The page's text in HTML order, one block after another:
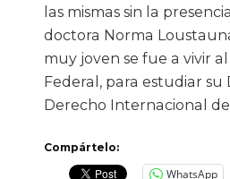
las mismas sin la
doctora Norma
muy joven se fue a vivir
Federal, para estudiar su
Derecho Internacional
Compártelo:
WhatsApp